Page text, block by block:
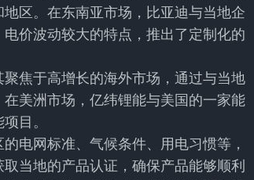
区。在东南亚市场，比亚迪与当地企
价波动较大的特点，推出了定制化的
焦于高增长的海外市场，通过与当地
美洲市场，亿纬锂能与美国的一家能
目。
电网标准、气候条件、用电习惯等，
当地的产品认证，确保产品能够顺利